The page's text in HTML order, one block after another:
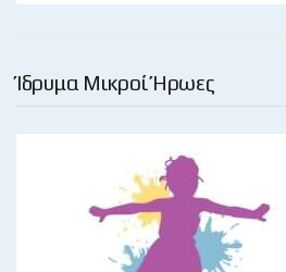
Ίδρυμα Μικροί Ήρωες